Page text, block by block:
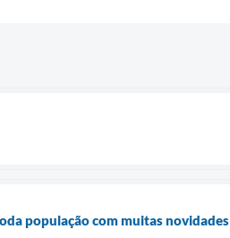
população com muitas novidades